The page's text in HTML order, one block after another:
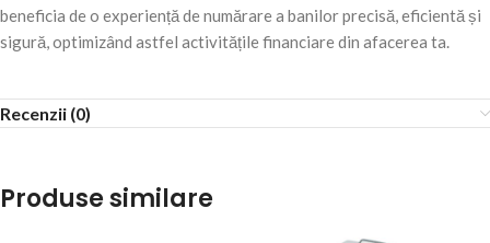
beneficia de o experiență de numărare a banilor precisă, eficientă și
sigură, optimizând astfel activitățile financiare din afacerea ta.
Recenzii (0)
Produse similare